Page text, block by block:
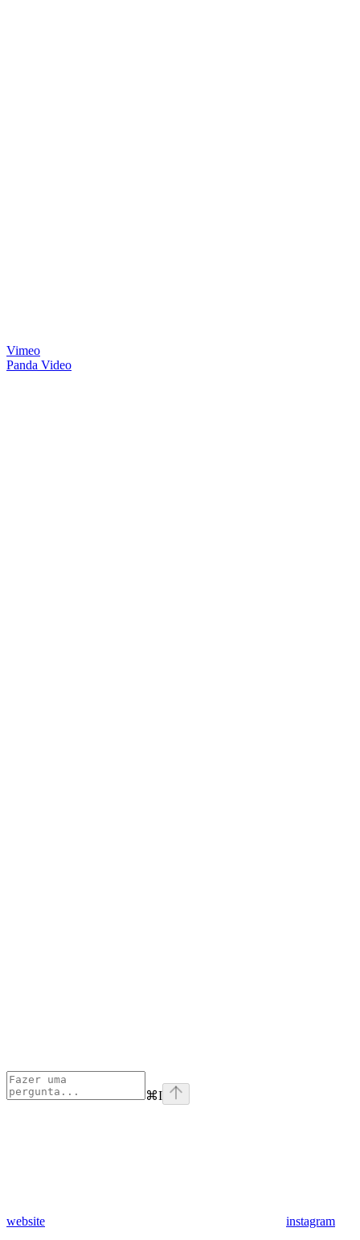
Vimeo
Panda Video
⌘I
website instagram